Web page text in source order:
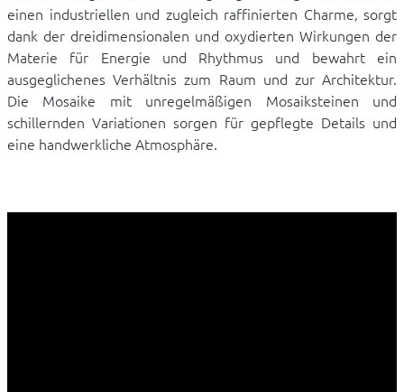
einen industriellen und zugleich raffinierten Charme, sorgt
dank der dreidimensionalen und oxydierten Wirkungen der
Materie für Energie und Rhythmus und bewahrt ein
ausgeglichenes Verhältnis zum Raum und zur Architektur.
Die Mosaike mit unregelmäßigen Mosaiksteinen und
schillernden Variationen sorgen für gepflegte Details und
eine handwerkliche Atmosphäre.